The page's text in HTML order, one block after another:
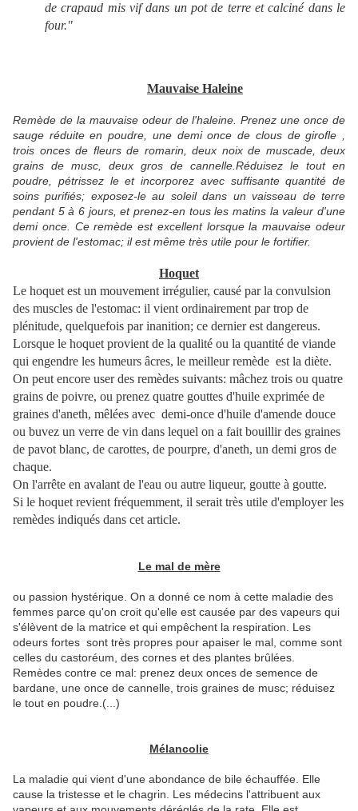
de crapaud mis vif dans un pot de terre et calciné dans le
four."
Mauvaise Haleine
Remède de la mauvaise odeur de l'haleine. Prenez une once de
sauge réduite en poudre, une demi once de clous de girofle ,
trois onces de fleurs de romarin, deux noix de muscade, deux
grains de musc, deux gros de cannelle.Réduisez le tout en
poudre, pétrissez le et incorporez avec suffisante quantité de
soins purifiés; exposez-le au soleil dans un vaisseau de terre
pendant 5 à 6 jours, et prenez-en tous les matins la valeur d'une
demi once. Ce remède est excellent lorsque la mauvaise odeur
provient de l'estomac; il est même très utile pour le fortifier.
Hoquet
Le hoquet est un mouvement irrégulier, causé par la convulsion
des muscles de l'estomac: il vient ordinairement par trop de
plénitude, quelquefois par inanition; ce dernier est dangereus.
Lorsque le hoquet provient de la qualité ou la quantité de viande
qui engendre les humeurs âcres, le meilleur remède est la diète.
On peut encore user des remèdes suivants: mâchez trois ou quatre
grains de poivre, ou prenez quatre gouttes d'huile exprimée de
graines d'aneth, mêlées avec demi-once d'huile d'amende douce
ou buvez un verre de vin dans lequel on a fait bouillir des graines
de pavot blanc, de carottes, de pourpre, d'aneth, un demi gros de
chaque.
On l'arrête en avalant de l'eau ou autre liqueur, goutte à goutte.
Si le hoquet revient fréquemment, il serait très utile d'employer les
remèdes indiqués dans cet article.
Le mal de mère
ou passion hystérique. On a donné ce nom à cette maladie des
femmes parce qu'on croit qu'elle est causée par des vapeurs qui
s'élèvent de la matrice et qui empêchent la respiration. Les
odeurs fortes sont très propres pour apaiser le mal, comme sont
celles du castoréum, des cornes et des plantes brûlées.
Remèdes contre ce mal: prenez deux onces de semence de
bardane, une once de cannelle, trois graines de musc; réduisez
le tout en poudre.(...)
Mélancolie
La maladie qui vient d'une abondance de bile échauffée. Elle
cause la tristesse et le chagrin. Les médecins l'attribuent aux